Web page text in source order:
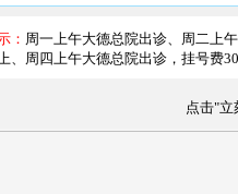
： 周一上午大德总院出诊、周二上
、周四上午大德总院出诊，挂号费
点击"立